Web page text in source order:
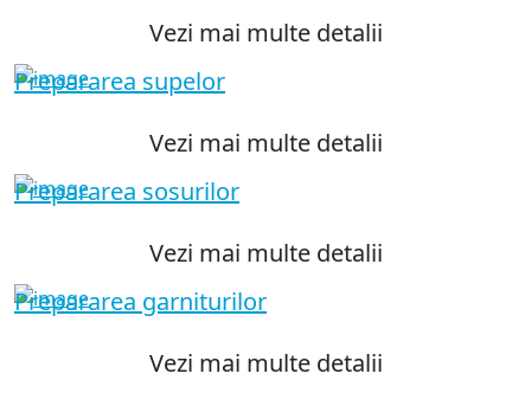
Vezi mai multe detalii
Prepararea supelor
Vezi mai multe detalii
Prepararea sosurilor
Vezi mai multe detalii
Prepararea garniturilor
Vezi mai multe detalii